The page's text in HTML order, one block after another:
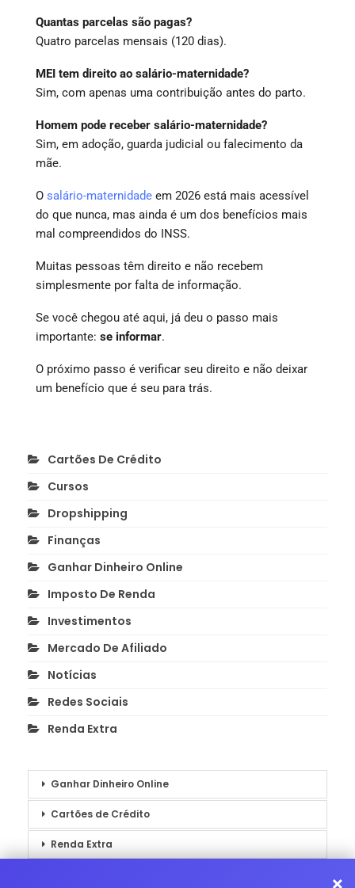
Quantas parcelas são pagas?
Quatro parcelas mensais (120 dias).
MEI tem direito ao salário-maternidade?
Sim, com apenas uma contribuição antes do parto.
Homem pode receber salário-maternidade?
Sim, em adoção, guarda judicial ou falecimento da
mãe.
O salário-maternidade em 2026 está mais acessível
do que nunca, mas ainda é um dos benefícios mais
mal compreendidos do INSS.
Muitas pessoas têm direito e não recebem
simplesmente por falta de informação.
Se você chegou até aqui, já deu o passo mais
importante: se informar.
O próximo passo é verificar seu direito e não deixar
um benefício que é seu para trás.
Cartões De Crédito
Cursos
Dropshipping
Finanças
Ganhar Dinheiro Online
Imposto De Renda
Investimentos
Mercado De Afiliado
Notícias
Redes Sociais
Renda Extra
Ganhar Dinheiro Online
Cartões de Crédito
Renda Extra